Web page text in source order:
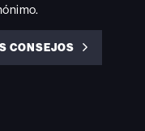
CONSEJOS